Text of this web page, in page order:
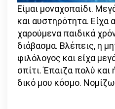
Είμαι μοναχοπαίδι.
και αυστηρότητα. Είχα
χαρούμενα παιδικά
διάβασμα. Βλέπεις, η
φιλόλογος και είχα
σπίτι. Έπαιζα πολύ
δικό μου κόσμο.